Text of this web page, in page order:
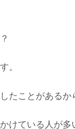
。
たことがあるか
けている人が多